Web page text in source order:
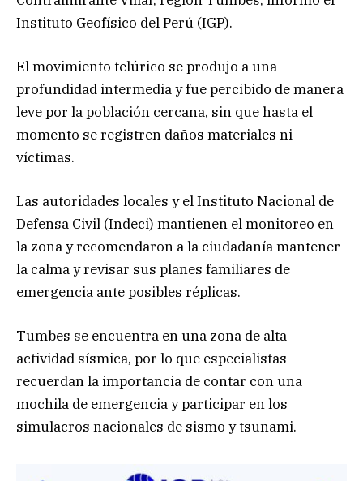
Instituto Geofísico del Perú (IGP).
El movimiento telúrico se produjo a una
profundidad intermedia y fue percibido de manera
leve por la población cercana, sin que hasta el
momento se registren daños materiales ni
víctimas.
Las autoridades locales y el Instituto Nacional de
Defensa Civil (Indeci) mantienen el monitoreo en
la zona y recomendaron a la ciudadanía mantener
la calma y revisar sus planes familiares de
emergencia ante posibles réplicas.
Tumbes se encuentra en una zona de alta
actividad sísmica, por lo que especialistas
recuerdan la importancia de contar con una
mochila de emergencia y participar en los
simulacros nacionales de sismo y tsunami.